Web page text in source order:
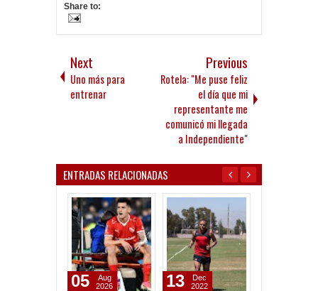
Share to:
Next
Uno más para
entrenar
Previous
Rotela: "Me puse feliz
el día que mi
representante me
comunicó mi llegada
a Independiente"
ENTRADAS RELACIONADAS
05
Aug
2026
13
Dec
2022